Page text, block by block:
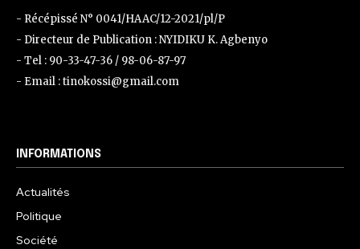
- Récépissé N° 0041/HAAC/12-2021/pl/P
- Directeur de Publication : NYIDIKU K. Agbenyo
- Tel : 90-33-47-36 / 98-06-87-97
- Email : tinokossi@gmail.com
INFORMATIONS
Actualités
Politique
Société